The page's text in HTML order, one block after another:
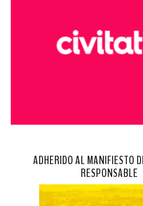
ADHERIDO AL MANIFIESTO
RESPONSABLE